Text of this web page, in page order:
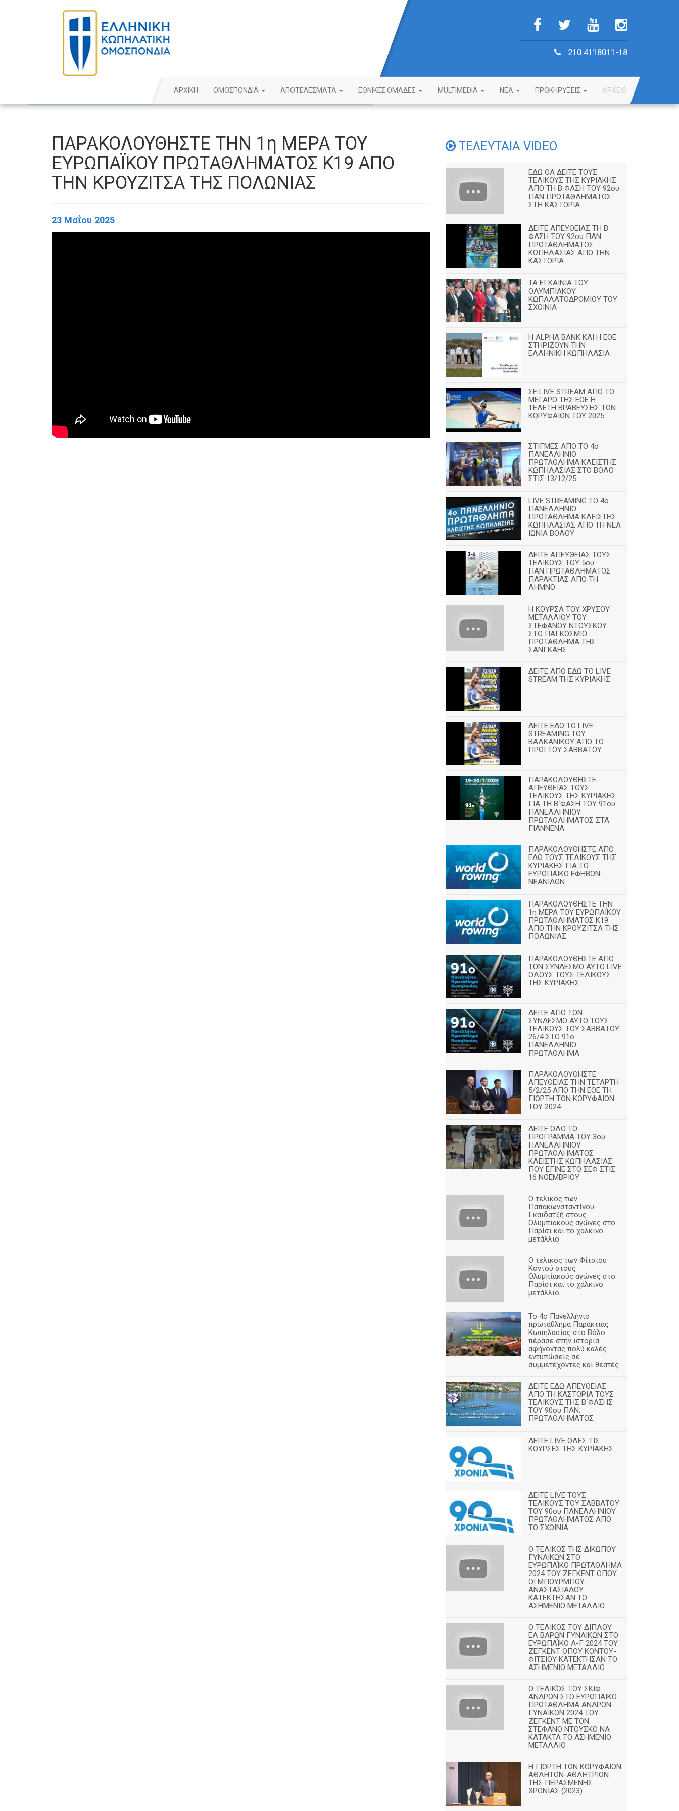
210 4118011-18
ΑΡΧΙΚΗ ΟΜΟΣΠΟΝΔΙΑ ΑΠΟΤΕΛΕΣΜΑΤΑ ΕΘΝΙΚΕΣ ΟΜΑΔΕΣ MULTIMEDIA NEA ΠΡΟΚΗΡΥΞΕΙΣ ΑΡΧΕΙΟ
ΠΑΡΑΚΟΛΟΥΘΗΣΤΕ ΤΗΝ 1η ΜΕΡΑ ΤΟΥ
ΕΥΡΩΠΑΪΚΟΥ ΠΡΩΤΑΘΛΗΜΑΤΟΣ Κ19 ΑΠΟ
ΤΗΝ ΚΡΟΥΖΙΤΣΑ ΤΗΣ ΠΟΛΩΝΙΑΣ
23 Μαΐου 2025
ΤΕΛΕΥΤΑΙΑ VIDEO
ΕΔΩ ΘΑ ΔΕΙΤΕ ΤΟΥΣ
ΤΕΛΙΚΟΥΣ ΤΗΣ ΚΥΡΙΑΚΗΣ
ΑΠΟ ΤΗ Β ΦΑΣΗ ΤΟΥ 92ου
ΠΑΝ ΠΡΩΤΑΘΛΗΜΑΤΟΣ
ΣΤΗ ΚΑΣΤΟΡΙΑ
ΔΕΙΤΕ ΑΠΕΥΘΕΙΑΣ ΤΗ Β
ΦΑΣΗ ΤΟΥ 92ου ΠΑΝ
ΠΡΩΤΑΘΛΗΜΑΤΟΣ
ΚΩΠΗΛΑΣΙΑΣ ΑΠΟ ΤΗΝ
ΚΑΣΤΟΡΙΑ
TA ΕΓΚΑΙΝΙΑ ΤΟΥ
ΟΛΥΜΠΙΑΚΟΥ
ΚΩΠΑΛΑΤΟΔΡΟΜΙΟΥ ΤΟΥ
ΣΧΟΙΝΙΑ
H ALPHA BANK ΚΑΙ Η ΕΟΕ
ΣΤΗΡΙΖΟΥΝ ΤΗΝ
ΕΛΛΗΝΙΚΗ ΚΩΠΗΛΑΣΙΑ
ΣΕ LIVE STREAM ΑΠΟ ΤΟ
ΜΕΓΑΡΟ ΤΗΣ ΕΟΕ Η
ΤΕΛΕΤΗ ΒΡΑΒΕΥΣΗΣ ΤΩΝ
ΚΟΡΥΦΑΙΩΝ ΤΟΥ 2025
ΣΤΙΓΜΕΣ ΑΠΟ ΤΟ 4ο
ΠΑΝΕΛΛΗΝΙΟ
ΠΡΩΤΑΘΛΗΜΑ ΚΛΕΙΣΤΗΣ
ΚΩΠΗΛΑΣΙΑΣ ΣΤΟ ΒΟΛΟ
ΣΤΙΣ 13/12/25
LIVE STREAMING ΤΟ 4ο
ΠΑΝΕΛΛΗΝΙΟ
ΠΡΩΤΑΘΛΗΜΑ ΚΛΕΙΣΤΗΣ
ΚΩΠΗΛΑΣΙΑΣ ΑΠΟ ΤΗ ΝΕΑ
ΙΩΝΙΑ ΒΟΛΟΥ
ΔΕΙΤΕ ΑΠΕΥΘΕΙΑΣ ΤΟΥΣ
ΤΕΛΙΚΟΥΣ ΤΟΥ 5ου
ΠΑΝ.ΠΡΩΤΑΘΛΗΜΑΤΟΣ
ΠΑΡΑΚΤΙΑΣ ΑΠΟ ΤΗ
ΛΗΜΝΟ
Η ΚΟΥΡΣΑ ΤΟΥ ΧΡΥΣΟΥ
ΜΕΤΑΛΛΙΟΥ ΤΟΥ
ΣΤΕΦΑΝΟΥ ΝΤΟΥΣΚΟΥ
ΣΤΟ ΠΑΓΚΟΣΜΙΟ
ΠΡΩΤΑΘΛΗΜΑ ΤΗΣ
ΣΑΝΓΚΑΗΣ
ΔΕΙΤΕ ΑΠΟ ΕΔΩ ΤΟ LIVE
STREAM ΤΗΣ ΚΥΡΙΑΚΗΣ
ΔΕΙΤΕ ΕΔΩ ΤΟ LIVE
STREAMING TOY
ΒΑΛΚΑΝΙΚΟΥ ΑΠΟ ΤΟ
ΠΡΩΪ ΤΟΥ ΣΑΒΒΑΤΟΥ
ΠΑΡΑΚΟΛΟΥΘΗΣΤΕ
ΑΠΕΥΘΕΙΑΣ ΤΟΥΣ
ΤΕΛΙΚΟΥΣ ΤΗΣ ΚΥΡΙΑΚΗΣ
ΓΙΑ ΤΗ Β΄ΦΑΣΗ ΤΟΥ 91ου
ΠΑΝΕΛΛΗΝΙΟΥ
ΠΡΩΤΑΘΛΗΜΑΤΟΣ ΣΤΑ
ΓΙΑΝΝΕΝΑ
ΠΑΡΑΚΟΛΟΥΘΗΣΤΕ ΑΠΟ
ΕΔΩ ΤΟΥΣ ΤΕΛΙΚΟΥΣ ΤΗΣ
ΚΥΡΙΑΚΗΣ ΓΙΑ ΤΟ
ΕΥΡΩΠΑΪΚΟ ΕΦΗΒΩΝ-
ΝΕΑΝΙΔΩΝ
ΠΑΡΑΚΟΛΟΥΘΗΣΤΕ ΤΗΝ
1η ΜΕΡΑ ΤΟΥ ΕΥΡΩΠΑΪΚΟΥ
ΠΡΩΤΑΘΛΗΜΑΤΟΣ Κ19
ΑΠΟ ΤΗΝ ΚΡΟΥΖΙΤΣΑ ΤΗΣ
ΠΟΛΩΝΙΑΣ
ΠΑΡΑΚΟΛΟΥΘΗΣΤΕ ΑΠΟ
ΤΟΝ ΣΥΝΔΕΣΜΟ ΑΥΤΟ LIVE
ΟΛΟΥΣ ΤΟΥΣ ΤΕΛΙΚΟΥΣ
ΤΗΣ ΚΥΡΙΑΚΗΣ
ΔΕΙΤΕ ΑΠΟ ΤΟΝ
ΣΥΝΔΕΣΜΟ ΑΥΤΟ ΤΟΥΣ
ΤΕΛΙΚΟΥΣ ΤΟΥ ΣΑΒΒΑΤΟΥ
26/4 ΣΤΟ 91ο
ΠΑΝΕΛΛΗΝΙΟ
ΠΡΩΤΑΘΛΗΜΑ
ΠΑΡΑΚΟΛΟΥΘΗΣΤΕ
ΑΠΕΥΘΕΙΑΣ ΤΗΝ ΤΕΤΑΡΤΗ
5/2/25 ΑΠΟ ΤΗΝ ΕΟΕ ΤΗ
ΓΙΟΡΤΗ ΤΩΝ ΚΟΡΥΦΑΙΩΝ
ΤΟΥ 2024
ΔΕΙΤΕ ΟΛΟ ΤΟ
ΠΡΟΓΡΑΜΜΑ ΤΟΥ 3ου
ΠΑΝΕΛΛΗΝΙΟΥ
ΠΡΩΤΑΘΛΗΜΑΤΟΣ
ΚΛΕΙΣΤΗΣ ΚΩΠΗΛΑΣΙΑΣ
ΠΟΥ ΕΓΙΝΕ ΣΤΟ ΣΕΦ ΣΤΙΣ
16 ΝΟΕΜΒΡΙΟΥ
Ο τελικός των
Παπακωνσταντίνου-
Γκαϊδατζή στους
Ολυμπιακούς αγώνες στο
Παρίσι και το χάλκινο
μετάλλιο
Ο τελικός των Φίτσιου
Κοντού στους
Ολυμπίακούς αγώνες στο
Παρίσι και το χάλκινο
μετάλλιο
Το 4ο Πανελλήνιο
πρωτάθλημα Παράκτιας
Κωπηλασίας στο Βόλο
πέρασε στην ιστορία
αφήνοντας πολύ καλές
εντυπώσεις σε
συμμετέχοντες και θεατές
ΔΕΙΤΕ ΕΔΩ ΑΠΕΥΘΕΙΑΣ
ΑΠΟ ΤΗ ΚΑΣΤΟΡΙΑ ΤΟΥΣ
ΤΕΛΙΚΟΥΣ ΤΗΣ Β΄ΦΑΣΗΣ
ΤΟΥ 90ου ΠΑΝ.
ΠΡΩΤΑΘΛΗΜΑΤΟΣ
ΔΕΙΤΕ LIVE ΟΛΕΣ ΤΙΣ
ΚΟΥΡΣΕΣ ΤΗΣ ΚΥΡΙΑΚΗΣ
ΔΕΙΤΕ LIVE ΤΟΥΣ
ΤΕΛΙΚΟΥΣ ΤΟΥ ΣΑΒΒΑΤΟΥ
ΤΟΥ 90ου ΠΑΝΕΛΛΗΝΙΟΥ
ΠΡΩΤΑΘΛΗΜΑΤΟΣ ΑΠΟ
ΤΟ ΣΧΟΙΝΙΑ
Ο ΤΕΛΙΚΟΣ ΤΗΣ ΔΙΚΩΠΟΥ
ΓΥΝΑΙΚΩΝ ΣΤΟ
ΕΥΡΩΠΑΪΚΟ ΠΡΩΤΑΘΛΗΜΑ
2024 ΤΟΥ ΖΕΓΚΕΝΤ ΟΠΟΥ
ΟΙ ΜΠΟΥΡΜΠΟΥ-
ΑΝΑΣΤΑΣΙΑΔΟΥ
ΚΑΤΕΚΤΗΣΑΝ ΤΟ
ΑΣΗΜΕΝΙΟ ΜΕΤΑΛΛΙΟ
Ο ΤΕΛΙΚΟΣ ΤΟΥ ΔΙΠΛΟΥ
ΕΛ ΒΑΡΩΝ ΓΥΝΑΙΚΩΝ ΣΤΟ
ΕΥΡΩΠΑΪΚΟ Α-Γ 2024 ΤΟΥ
ΖΕΓΚΕΝΤ ΟΠΟΥ ΚΟΝΤΟΥ-
ΦΙΤΣΙΟΥ ΚΑΤΕΚΤΗΣΑΝ ΤΟ
ΑΣΗΜΕΝΙΟ ΜΕΤΑΛΛΙΟ
Ο ΤΕΛΙΚΌΣ ΤΟΥ ΣΚΙΦ
ΑΝΔΡΩΝ ΣΤΟ ΕΥΡΩΠΑΪΚΟ
ΠΡΩΤΑΘΛΗΜΑ ΑΝΔΡΩΝ-
ΓΥΝΑΙΚΩΝ 2024 ΤΟΥ
ΖΕΓΚΕΝΤ ΜΕ ΤΟΝ
ΣΤΕΦΑΝΟ ΝΤΟΥΣΚΟ ΝΑ
ΚΑΤΑΚΤΑ ΤΟ ΑΣΗΜΕΝΙΟ
ΜΕΤΑΛΛΙΟ
Η ΓΙΟΡΤΗ ΤΩΝ ΚΟΡΥΦΑΙΩΝ
ΑΘΛΗΤΩΝ-ΑΘΛΗΤΡΙΩΝ
ΤΗΣ ΠΕΡΑΣΜΕΝΗΣ
ΧΡΟΝΙΑΣ (2023)